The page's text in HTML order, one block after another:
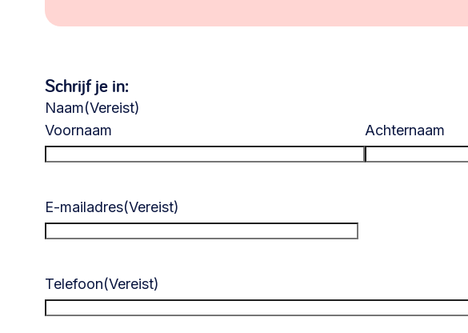
Schrijf je in:
Naam(Vereist)
Voornaam
Achternaam
E-mailadres(Vereist)
Telefoon(Vereist)